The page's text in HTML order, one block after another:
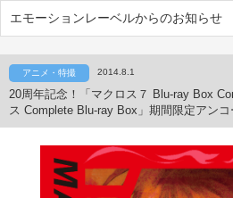
エモーションレーベルからのお知らせ
アニメ・特撮 2014.8.1
20周年記念！「マクロス７ Blu-ray Box
ス Complete Blu-ray Box」期間限定アン